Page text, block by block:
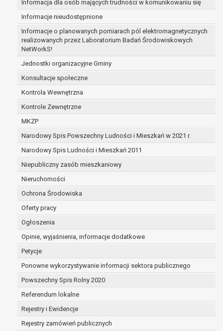
Informacja dla osób mających trudności w komunikowaniu się
Informacje nieudostępnione
Informacje o planowanych pomiarach pól elektromagnetycznych
realizowanych przez Laboratorium Badań Środowiskowych
NetWorkS!
Jednostki organizacyjne Gminy
Konsultacje społeczne
Kontrola Wewnętrzna
Kontrole Zewnętrzne
MKZP
Narodowy Spis Powszechny Ludności i Mieszkań w 2021 r.
Narodowy Spis Ludności i Mieszkań 2011
Niepubliczny zasób mieszkaniowy
Nieruchomości
Ochrona Środowiska
Oferty pracy
Ogłoszenia
Opinie, wyjaśnienia, informacje dodatkowe
Petycje
Ponowne wykorzystywanie informacji sektora publicznego
Powszechny Spis Rolny 2020
Referendum lokalne
Rejestry i Ewidencje
Rejestry zamówień publicznych
prawo do żądania usunięcia danych osobowych
bycia zapomnianym) na podstawie art. 17 RODO, w
gdy:
dane nie są już niezbędne do celów, dla
osoba, której dane dotyczą, wniosła sprzeciw
osoba, której dane dotyczą wycofała zgodę
przetwarzanie danych osobowych, która jest
przetwarzania danych i nie ma innej
dane osobowe przetwarzane są niezgodnie
dane osobowe muszą być usunięte w celu
się z obowiązku wynikającego z przepisów
prawo do żądania ograniczenia przetwarzania
osobowych na podstawie art. 18 RODO, w
osoba, której dane dotyczą kwestionuje
danych osobowych – na okres pozwalający
przetwarzanie danych jest niezgodne z
osoba, której dane dotyczą, sprzeciwia się
danych, żądając w zamian ich ograniczenia,
celów, ale osoba, której dane dotyczą,
ustalenia, obrony lub dochodzenia roszczeń,
osoba, której dane dotyczą, wniosła sprzeciw
przetwarzania danych - do czasu ustalenia
nadrzędne wobec podstawy sprzeciwu;
prawo do przenoszenia danych na podstawie art. 20